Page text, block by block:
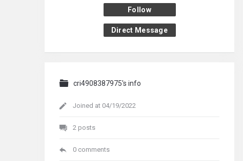
Follow
Direct Message
cri4908387975's info
Joined at 04/19/2022
2 posts
0 comments